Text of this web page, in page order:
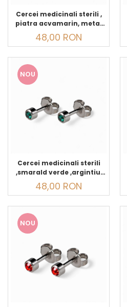
Cercei medicinali sterili ,
piatra acvamarin, metal
argintiu, MARTIE
48,00 RON
NOU
Cercei medicinali sterili
,smarald verde ,argintiu,
APRILIE
48,00 RON
NOU